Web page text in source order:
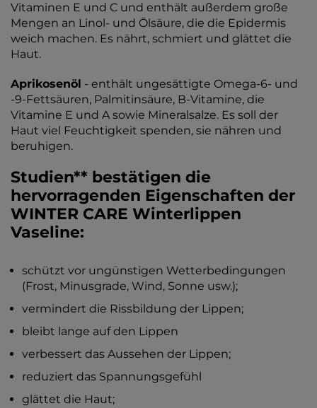
Vitaminen E und C und enthält außerdem große
Mengen an Linol- und Ölsäure, die die Epidermis
weich machen. Es nährt, schmiert und glättet die
Haut.
Aprikosenöl - enthält ungesättigte Omega-6- und
-9-Fettsäuren, Palmitinsäure, B-Vitamine, die
Vitamine E und A sowie Mineralsalze. Es soll der
Haut viel Feuchtigkeit spenden, sie nähren und
beruhigen.
Studien** bestätigen die
hervorragenden Eigenschaften der
WINTER CARE Winterlippen
Vaseline:
schützt vor ungünstigen Wetterbedingungen
(Frost, Minusgrade, Wind, Sonne usw.);
vermindert die Rissbildung der Lippen;
bleibt lange auf den Lippen
verbessert das Aussehen der Lippen;
reduziert das Spannungsgefühl
glättet die Haut;